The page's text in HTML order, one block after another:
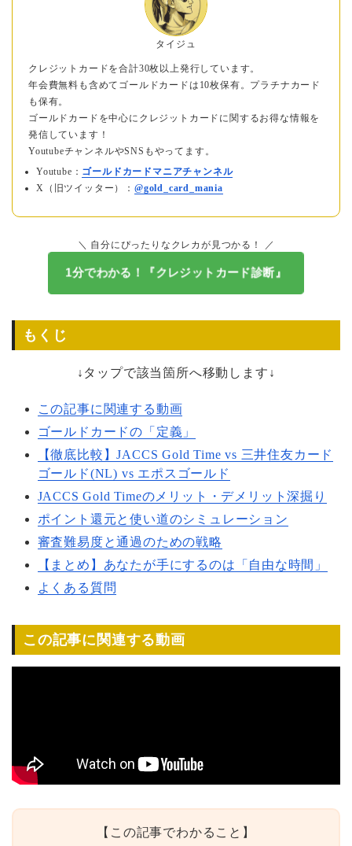
タイジュ
クレジットカードを合計30枚以上発行しています。
年会費無料も含めてゴールドカードは10枚保有。プラチナカード
も保有。
ゴールドカードを中心にクレジットカードに関するお得な情報を
発信しています！
YoutubeチャンネルやSNSもやってます。
Youtube： ゴールドカードマニアチャンネル
X（旧ツイッター）： @gold_card_mania
＼ 自分にぴったりなクレカが見つかる！ ／
1分でわかる！『クレジットカード診断』
もくじ
↓タップで該当箇所へ移動します↓
この記事に関連する動画
ゴールドカードの「定義」
【徹底比較】JACCS Gold Time vs 三井住友カード
ゴールド(NL) vs エポスゴールド
JACCS Gold Timeのメリット・デメリット深掘り
ポイント還元と使い道のシミュレーション
審査難易度と通過のための戦略
【まとめ】あなたが手にするのは「自由な時間」
よくある質問
この記事に関連する動画
【この記事でわかること】